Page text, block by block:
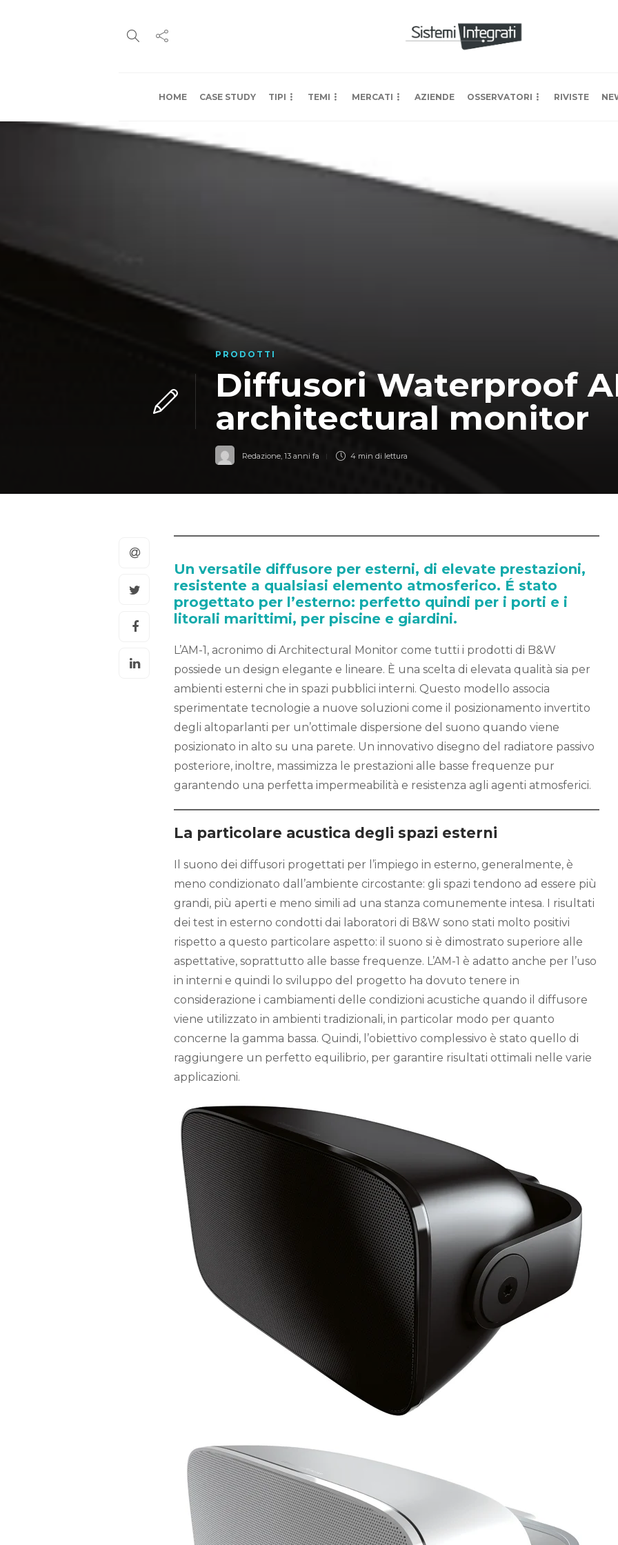
HOME CASE STUDY TIPI TEMI MERCATI AZIENDE OSSERVATORI RIVISTE
PRODOTTI
Diffusori Waterproof
architectural monitor
Redazione, 13 anni fa 4 min di lettura
Un versatile diffusore per esterni, di elevate prestazioni,
resistente a qualsiasi elemento atmosferico. É stato
progettato per l’esterno: perfetto quindi per i porti e i
litorali marittimi, per piscine e giardini.
L’AM-1, acronimo di Architectural Monitor come tutti i prodotti di B&W
possiede un design elegante e lineare. È una scelta di elevata qualità sia per
ambienti esterni che in spazi pubblici interni. Questo modello associa
sperimentate tecnologie a nuove soluzioni come il posizionamento invertito
degli altoparlanti per un’ottimale dispersione del suono quando viene
posizionato in alto su una parete. Un innovativo disegno del radiatore passivo
posteriore, inoltre, massimizza le prestazioni alle basse frequenze pur
garantendo una perfetta impermeabilità e resistenza agli agenti atmosferici.
La particolare acustica degli spazi esterni
Il suono dei diffusori progettati per l’impiego in esterno, generalmente, è
meno condizionato dall’ambiente circostante: gli spazi tendono ad essere più
grandi, più aperti e meno simili ad una stanza comunemente intesa. I risultati
dei test in esterno condotti dai laboratori di B&W sono stati molto positivi
rispetto a questo particolare aspetto: il suono si è dimostrato superiore alle
aspettative, soprattutto alle basse frequenze. L’AM-1 è adatto anche per l’uso
in interni e quindi lo sviluppo del progetto ha dovuto tenere in
considerazione i cambiamenti delle condizioni acustiche quando il diffusore
viene utilizzato in ambienti tradizionali, in particolar modo per quanto
concerne la gamma bassa. Quindi, l’obiettivo complessivo è stato quello di
raggiungere un perfetto equilibrio, per garantire risultati ottimali nelle varie
applicazioni.